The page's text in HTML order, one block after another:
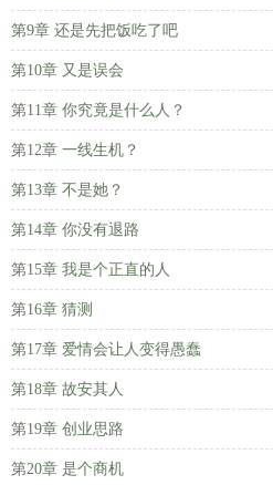
第9章 还是先把饭吃了吧
第10章 又是误会
第11章 你究竟是什么人？
第12章 一线生机？
第13章 不是她？
第14章 你没有退路
第15章 我是个正直的人
第16章 猜测
第17章 爱情会让人变得愚蠢
第18章 故安其人
第19章 创业思路
第20章 是个商机